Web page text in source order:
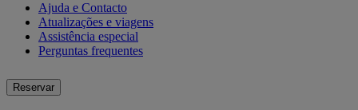
Ajuda e Contacto
Atualizações e viagens
Assistência especial
Perguntas frequentes
Reservar